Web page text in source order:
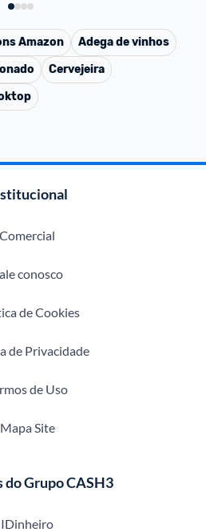
Amazon
Adega de vinhos
Cervejeira
Comercial
conosco
de Cookies
de Privacidade
de Uso
Mapa Site
do Grupo CASH3
IDinheiro